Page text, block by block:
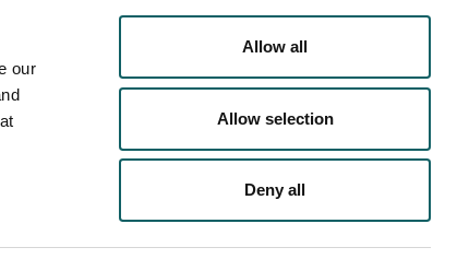
our
Allow all
Allow selection
Deny all